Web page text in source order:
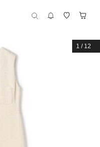
1 / 12